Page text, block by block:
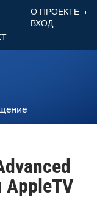
О ПРОЕКТЕ
ВХОД